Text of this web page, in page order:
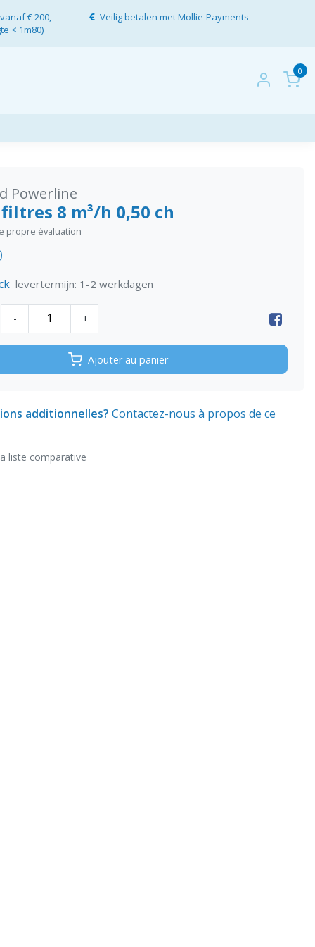
€ 200,-
< 1m80)
Veilig betalen met Mollie-Payments
0
Powerline
8 m³/h 0,50 ch
propre évaluation
levertermijn: 1-2 werkdagen
- +
Ajouter au panier
additionnelles? Contactez-nous à propos de ce
liste comparative